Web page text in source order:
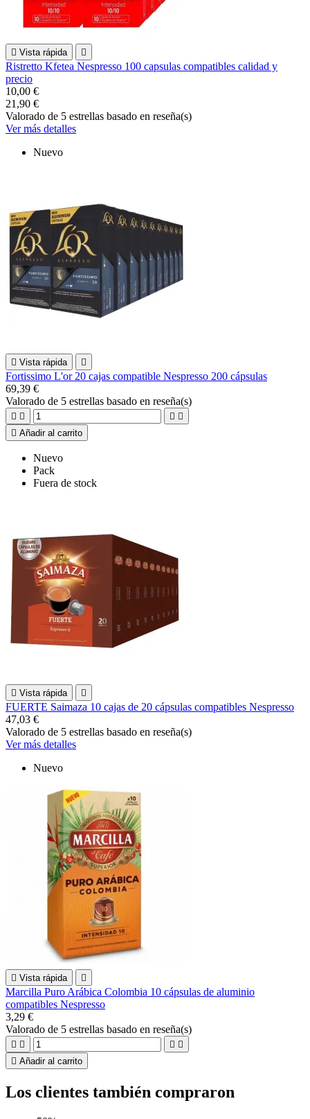
 Vista rápida 
Ristretto Kfetea Nespresso 100 capsulas compatibles calidad y
precio
10,00 €
21,90 €
Valorado de 5 estrellas basado en reseña(s)
Ver más detalles
Nuevo
 Vista rápida 
Fortissimo L'or 20 cajas compatible Nespresso 200 cápsulas
69,39 €
Valorado de 5 estrellas basado en reseña(s)
   
 Añadir al carrito
Nuevo
Pack
Fuera de stock
 Vista rápida 
FUERTE Saimaza 10 cajas de 20 cápsulas compatibles Nespresso
47,03 €
Valorado de 5 estrellas basado en reseña(s)
Ver más detalles
Nuevo
 Vista rápida 
Marcilla Puro Arábica Colombia 10 cápsulas de aluminio
compatibles Nespresso
3,29 €
Valorado de 5 estrellas basado en reseña(s)
   
 Añadir al carrito
Los clientes también compraron